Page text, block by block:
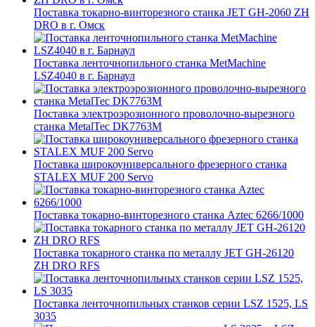
Поставка токарно-винторезного станка JET GH-2060 ZH
DRO в г. Омск
Поставка ленточнопильного станка MetMachine
LSZ4040 в г. Барнаул
Поставка электроэрозионного проволочно-вырезного
станка MetalTec DK7763M
Поставка широкоуниверсального фрезерного станка
STALEX MUF 200 Servo
Поставка токарно-винторезного станка Aztec 6266/1000
Поставка токарного станка по металлу JET GH-26120
ZH DRO RFS
Поставка ленточнопильных станков серии LSZ 1525, LS
3035